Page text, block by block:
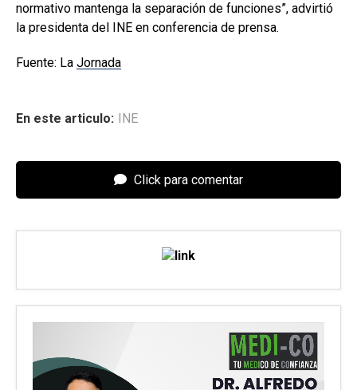
normativo mantenga la separación de funciones”, advirtió
la presidenta del INE en conferencia de prensa.
Fuente: La Jornada
En este articulo: INE
Click para comentar